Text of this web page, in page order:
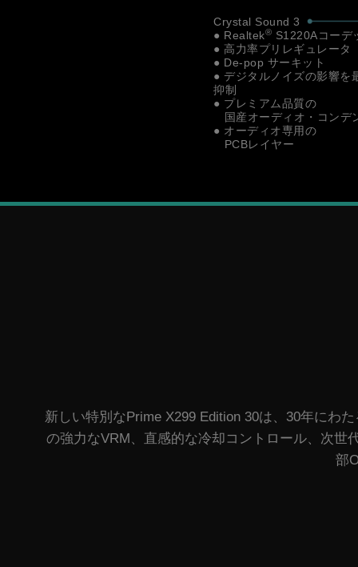
Crystal Sound 3
● Realtek® S1220Aコーデ
● 高力率プリレギュレータ
● De-pop サーキット
● デジタルノイズの影響を
抑制
● プレミアム品質の
国産オーディオ・コンデ
● オーディオ専用の
PCBレイヤー
新しい特別なPrime X299 Edition 30は、30年にわ
の強力なVRM、直感的な冷却コントロール、次
部